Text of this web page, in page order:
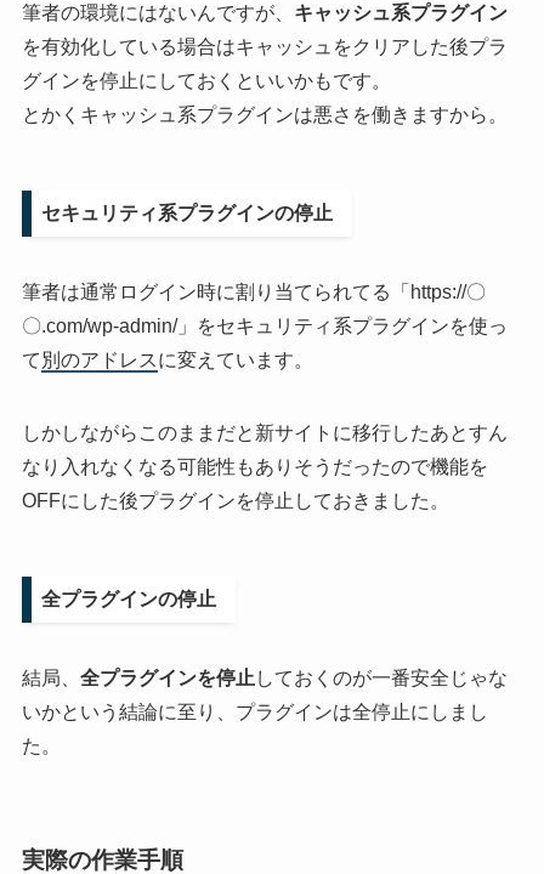
筆者の環境にはないんですが、 キャッシュ系プラグイン
を有効化している場合はキャッシュをクリアした後プラ
グインを停止にしておくといいかもです。
とかくキャッシュ系プラグインは悪さを働きますから。
セキュリティ系プラグインの停止
筆者は通常ログイン時に割り当てられてる「https://〇
〇.com/wp-admin/」をセキュリティ系プラグインを使っ
て 別のアドレスに変えています。
しかしながらこのままだと新サイトに移行したあとすん
なり入れなくなる可能性もありそうだったので機能を
OFFにした後プラグインを停止しておきました。
全プラグインの停止
結局、 全プラグインを停止 しておくのが一番安全じゃな
いかという結論に至り、プラグインは全停止にしまし
た。
実際の作業手順